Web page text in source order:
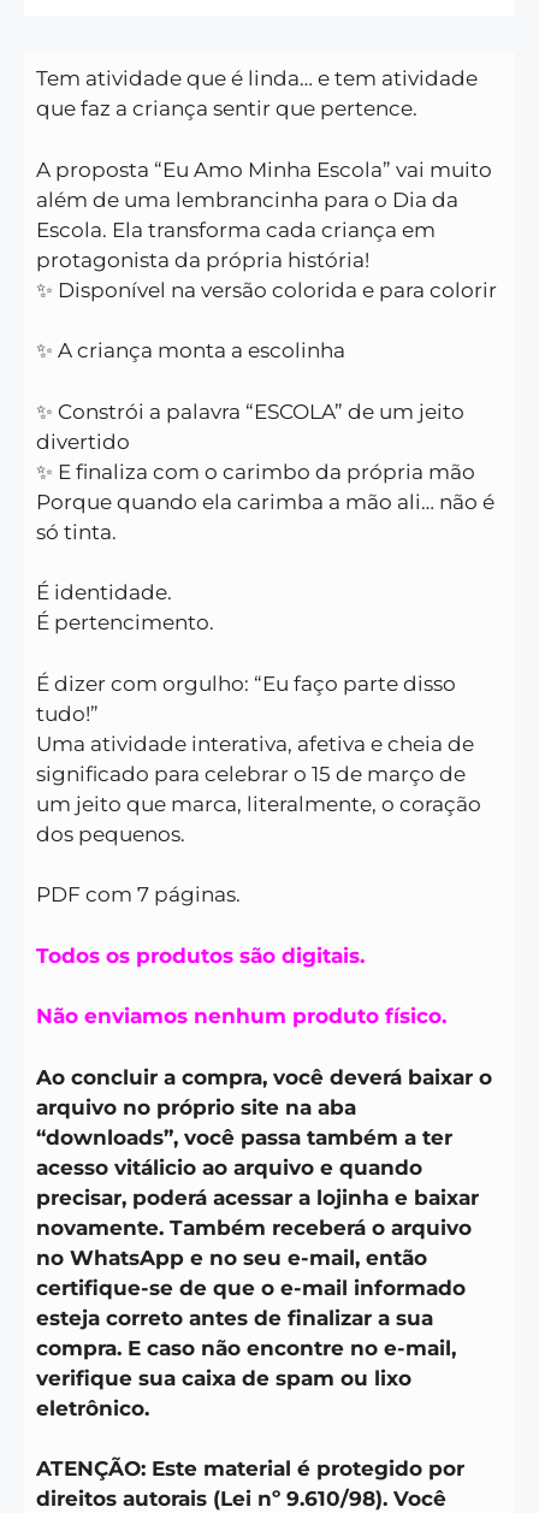
Tem atividade que é linda… e tem atividade
que faz a criança sentir que pertence.
A proposta “Eu Amo Minha Escola” vai muito
além de uma lembrancinha para o Dia da
Escola. Ela transforma cada criança em
protagonista da própria história!
✨ Disponível na versão colorida e para colorir
✨ A criança monta a escolinha
✨ Constrói a palavra “ESCOLA” de um jeito
divertido
✨ E finaliza com o carimbo da própria mão
Porque quando ela carimba a mão ali… não é
só tinta.
É identidade.
É pertencimento.
É dizer com orgulho: “Eu faço parte disso
tudo!”
Uma atividade interativa, afetiva e cheia de
significado para celebrar o 15 de março de
um jeito que marca, literalmente, o coração
dos pequenos.
PDF com 7 páginas.
Todos os produtos são digitais.
Não enviamos nenhum produto físico.
Ao concluir a compra, você deverá baixar o
arquivo no próprio site na aba
“downloads”, você passa também a ter
acesso vitálicio ao arquivo e quando
precisar, poderá acessar a lojinha e baixar
novamente. Também receberá o arquivo
no WhatsApp e no seu e-mail, então
certifique-se de que o e-mail informado
esteja correto antes de finalizar a sua
compra. E caso não encontre no e-mail,
verifique sua caixa de spam ou lixo
eletrônico.
ATENÇÃO: Este material é protegido por
direitos autorais (Lei nº 9.610/98). Você